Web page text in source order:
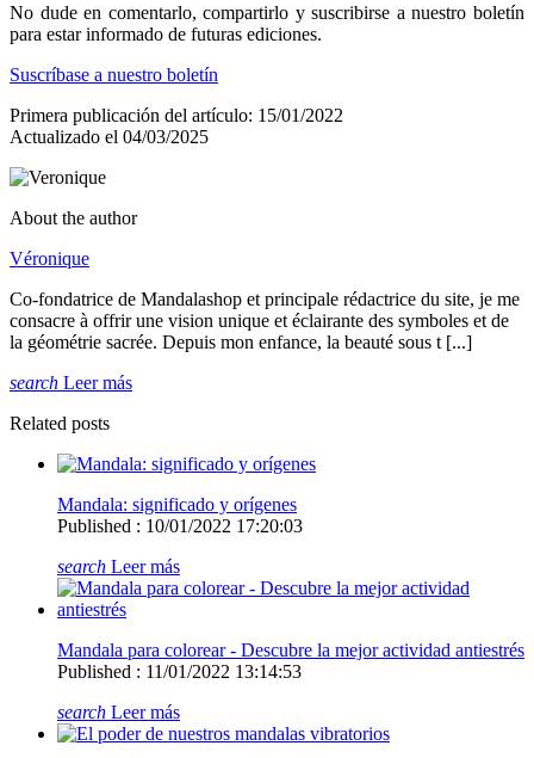
No dude en comentarlo, compartirlo y suscribirse a nuestro boletín
para estar informado de futuras ediciones.
Suscríbase a nuestro boletín
Primera publicación del artículo: 15/01/2022
Actualizado el 04/03/2025
About the author
Véronique
Co-fondatrice de Mandalashop et principale rédactrice du site, je me
consacre à offrir une vision unique et éclairante des symboles et de
la géométrie sacrée. Depuis mon enfance, la beauté sous t [...]
search Leer más
Related posts
Mandala: significado y orígenes
Published : 10/01/2022 17:20:03
search Leer más
Mandala para colorear - Descubre la mejor actividad antiestrés
Published : 11/01/2022 13:14:53
search Leer más